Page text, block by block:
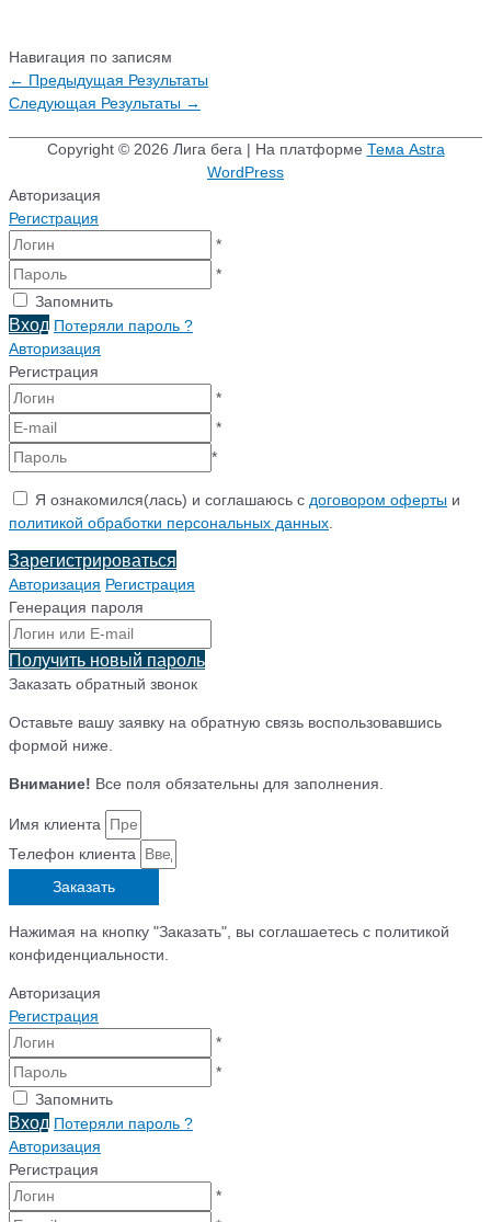
Навигация по записям
← Предыдущая Результаты
Следующая Результаты →
Copyright © 2026 Лига бега| На платформе Тема Astra
WordPress
Авторизация
Регистрация
*
*
Запомнить
Вход Потеряли пароль ?
Авторизация
Регистрация
*
*
*
Я ознакомился(лась) и соглашаюсь с договором оферты и
политикой обработки персональных данных
Зарегистрироваться
Авторизация Регистрация
Генерация пароля
Получить новый пароль
Заказать обратный звонок
Оставьте вашу заявку на обратную связь воспользовавшись
формой ниже.
Внимание! Все поля обязательны для заполнения.
Имя клиента
Телефон клиента
Заказать
Нажимая на кнопку "Заказать", вы соглашаетесь с политикой
конфиденциальности.
Авторизация
Регистрация
*
*
Запомнить
Вход Потеряли пароль ?
Авторизация
Регистрация
*